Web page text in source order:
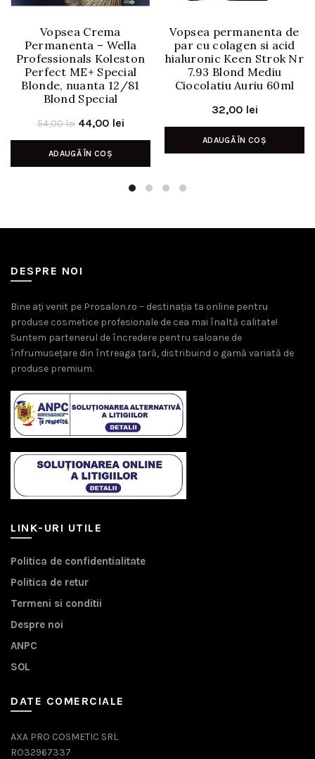
Vopsea Crema
Permanenta – Wella
Professionals Koleston
Perfect ME+ Special
Blonde, nuanta 12/81
Blond Special
54,00lei Prețul
inițial
a
44,00 leiPrețul
curent
ADAUGĂ ÎN COȘ
Vopsea permanenta de
par cu colagen si acid
hialuronic Keen Strok Nr
7.93 Blond Mediu
Ciocolatiu Auriu 60ml
32,00 lei
ADAUGĂ ÎN COȘ
DESPRE NOI
Bine ați venit pe Prosalon.ro – destinația ta online pentru
produse cosmetice profesionale de cea mai înaltă calitate!
Suntem partenerul de încredere pentru saloane de
înfrumusețare din întreaga țară, distribuind o gamă variată de
produse premium.
LINK-URI UTILE
Politica de confidentialitate
Politica de retur
Termeni si conditii
Despre noi
ANPC
SOL
DATE COMERCIALE
AXA PRO COSMETIC SRL
RO32967337